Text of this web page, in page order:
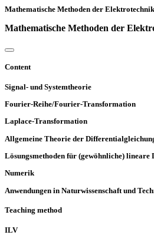
Mathematische Methoden der
Mathematische Methoden der
Content
Signal- und Systemtheorie
Fourier-Reihe/Fourier-Transformation
Laplace-Transformation
Allgemeine Theorie der
Lösungsmethoden für (gewöhnliche)
Numerik
Anwendungen in Naturwissenschaft und
Teaching method
ILV